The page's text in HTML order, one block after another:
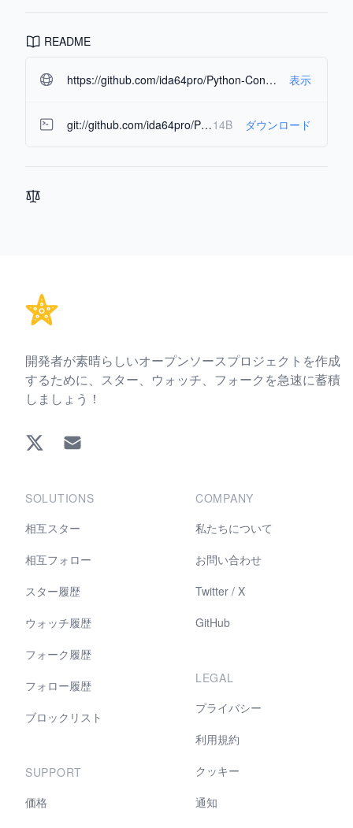
README
https://github.com/ida64pro/Python-Control-OS.git#readme-ov-file 表示
git://github.com/ida64pro/Python-Control-OS.git14B ダウンロード
開発者が素晴らしいオープンソースプロジェクトを作成
するために、スター、ウォッチ、フォークを急速に蓄積
しましょう！
Twitter EMAIL
SOLUTIONS
相互スター
相互フォロー
スター履歴
ウォッチ履歴
フォーク履歴
フォロー履歴
ブロックリスト
SUPPORT
価格
COMPANY
私たちについて
お問い合わせ
Twitter / X
GitHub
LEGAL
プライバシー
利用規約
クッキー
通知